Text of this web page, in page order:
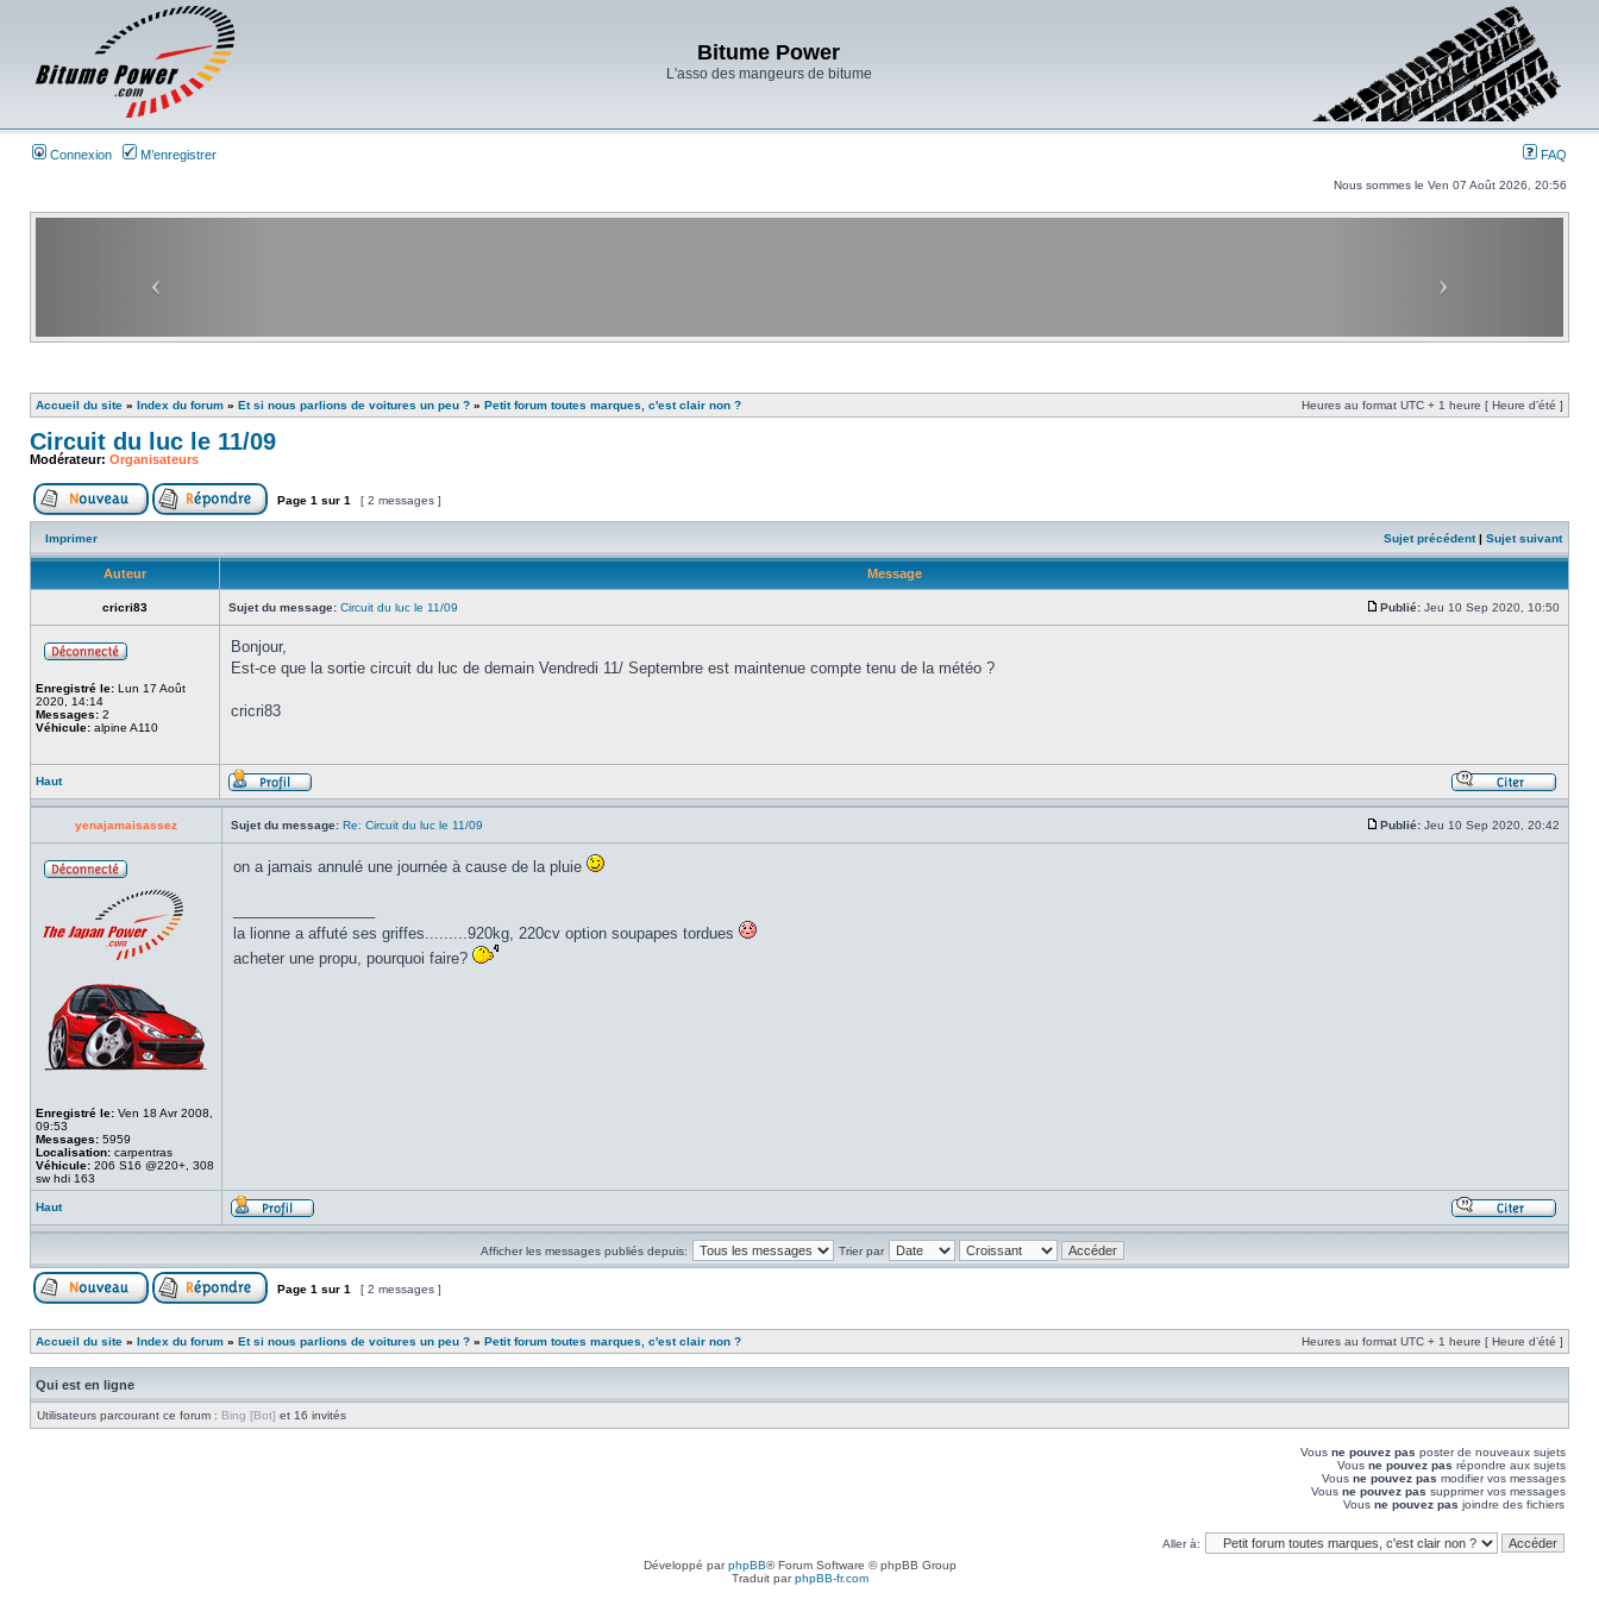
Bitume Power
L'asso des mangeurs de bitume
Connexion M’enregistrer FAQ
Nous sommes le Ven 07 Août 2026, 20:56
Accueil du site » Index du forum » Et si nous parlions de voitures un peu ? » Petit forum toutes marques, c'est clair non ? Heures au format UTC + 1 heure [ Heure d’été ]
Circuit du luc le 11/09
Modérateur: Organisateurs
Page 1 sur 1 [ 2 messages ]
Imprimer Sujet précédent| Sujet suivant
Auteur Message
cricri83 Sujet du message: Circuit du luc le 11/09 Publié: Jeu 10 Sep 2020, 10:50
Enregistré le: Lun 17 Août
2020, 14:14
Messages: 2
Véhicule: alpine A110
Bonjour,
Est-ce que la sortie circuit du luc de demain Vendredi 11/ Septembre est maintenue compte tenu de la météo ?
cricri83
Haut
yenajamaisassez Sujet du message: Re: Circuit du luc le 11/09 Publié: Jeu 10 Sep 2020, 20:42
Enregistré le: Ven 18 Avr 2008,
09:53
Messages: 5959
Localisation: carpentras
Véhicule: 206 S16 @220+, 308
sw hdi 163
on a jamais annulé une journée à cause de la pluie
la lionne a affuté ses griffes.........920kg, 220cv option soupapes tordues
acheter une propu, pourquoi faire?
Haut
Afficher les messages publiés depuis: Trier par
Page 1 sur 1 [ 2 messages ]
Accueil du site » Index du forum » Et si nous parlions de voitures un peu ? » Petit forum toutes marques, c'est clair non ? Heures au format UTC + 1 heure [ Heure d’été ]
Qui est en ligne
Utilisateurs parcourant ce forum : Bing [Bot] et 16 invités
Vous ne pouvez pas poster de nouveaux sujets
Vous ne pouvez pas répondre aux sujets
Vous ne pouvez pas modifier vos messages
Vous ne pouvez pas supprimer vos messages
Vous ne pouvez pas joindre des fichiers
Aller à:
Développé parphpBB® Forum Software © phpBB Group
Traduit parphpBB-fr.com